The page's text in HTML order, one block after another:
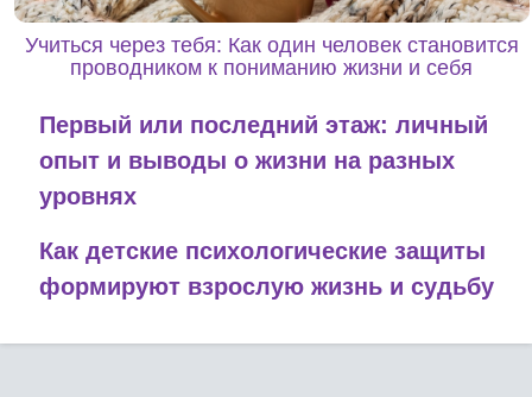
Учиться через тебя: Как один человек становится
проводником к пониманию жизни и себя
Первый или последний этаж: личный
опыт и выводы о жизни на разных
уровнях
Как детские психологические защиты
формируют взрослую жизнь и судьбу